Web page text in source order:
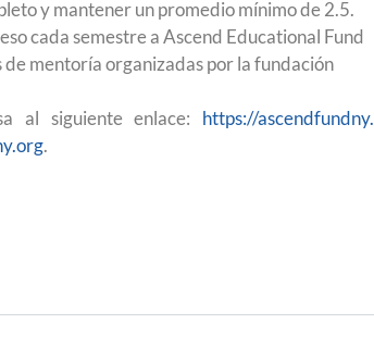
y mantener un promedio mínimo de 2.5.
cada semestre a Ascend Educational Fund
mentoría organizadas por la fundación
al siguiente enlace: https://
.
Antonio abre cursos de preparación
estadounidense en primavera
para